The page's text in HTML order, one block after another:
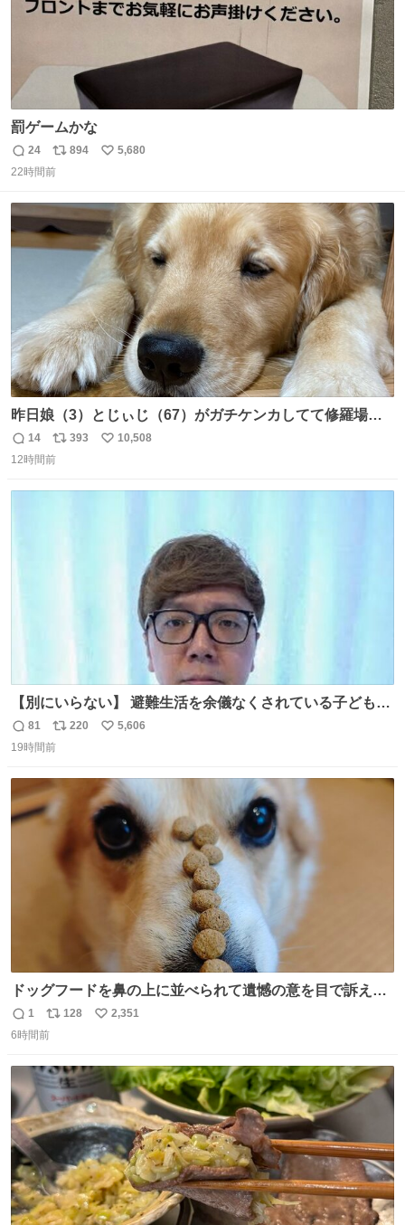
罰ゲームかな
返
信
24
リ
ポ
ト
数
894
い
5,680
22時間前
昨日娘（3）とじぃじ（67）がガチケンカしてて修羅場だ
ったんだけど、ふぉるては可能な限り平たくなってまし
た。犬が1番空気読める。
返
信
14
リ
ポ
393
い
10,508
12時間前
【別にいらない】 避難生活を余儀なくされている子どもた
ちのためにヒカキンボックス1000個を寄付させていただき
ました
返
信
81
リ
ポ
ト
数
220
い
数
5,606
19時間前
ドッグフードを鼻の上に並べられて遺憾の意を目で訴えて
くるコーギー
返
信
1
リ
ポ
ト
数
128
い
2,351
6時間前